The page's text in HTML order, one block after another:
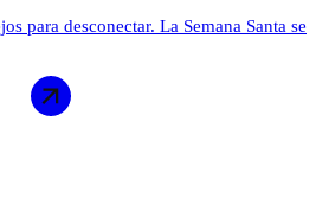
para desconectar. La Semana Santa se